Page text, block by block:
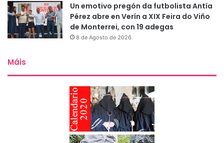
Un emotivo pregón da futbolista Antía
Pérez abre en Verín a XIX Feira do Viño
de Monterrei, con 19 adegas
8 de Agosto de 2026
Máis